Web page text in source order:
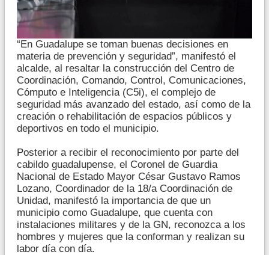
“En Guadalupe se toman buenas decisiones en
materia de prevención y seguridad”, manifestó el
alcalde, al resaltar la construcción del Centro de
Coordinación, Comando, Control, Comunicaciones,
Cómputo e Inteligencia (C5i), el complejo de
seguridad más avanzado del estado, así como de la
creación o rehabilitación de espacios públicos y
deportivos en todo el municipio.
Posterior a recibir el reconocimiento por parte del
cabildo guadalupense, el Coronel de Guardia
Nacional de Estado Mayor César Gustavo Ramos
Lozano, Coordinador de la 18/a Coordinación de
Unidad, manifestó la importancia de que un
municipio como Guadalupe, que cuenta con
instalaciones militares y de la GN, reconozca a los
hombres y mujeres que la conforman y realizan su
labor día con día.